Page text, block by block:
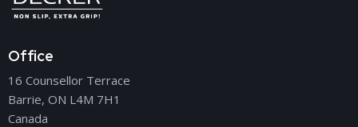
Office
16 Counsellor Terrace
Barrie, ON L4M 7H1
Canada